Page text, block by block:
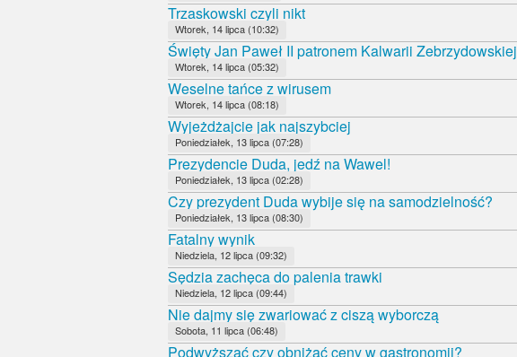
Trzaskowski czyli nikt
Wtorek, 14 lipca (10:32)
Święty Jan Paweł II patronem Kalwarii Zebrzydowskiej
Wtorek, 14 lipca (05:32)
Weselne tańce z wirusem
Wtorek, 14 lipca (08:18)
Wyjeżdżajcie jak najszybciej
Poniedziałek, 13 lipca (07:28)
Prezydencie Duda, jedź na Wawel!
Poniedziałek, 13 lipca (02:28)
Czy prezydent Duda wybije się na samodzielność?
Poniedziałek, 13 lipca (08:30)
Fatalny wynik
Niedziela, 12 lipca (09:32)
Sędzia zachęca do palenia trawki
Niedziela, 12 lipca (09:44)
Nie dajmy się zwariować z ciszą wyborczą
Sobota, 11 lipca (06:48)
Podwyższać czy obniżać ceny w gastronomii?